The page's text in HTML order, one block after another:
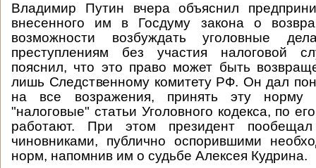
Владимир Путин вчера объяснил
внесенного им в Госдуму закона о
возможности возбуждать уголовные
преступлениям без участия налоговой
пояснил, что это право может быть
лишь Следственному комитету РФ. Он дал
на все возражения, принять эту норму
"налоговые" статьи Уголовного кодекса, по
работают. При этом президент
чиновниками, публично оспорившими
норм, напомнив им о судьбе Алексея Кудрина.